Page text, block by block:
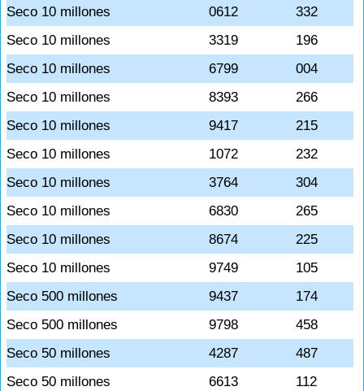
Seco 10 millones
0612
332
Seco 10 millones
3319
196
Seco 10 millones
6799
004
Seco 10 millones
8393
266
Seco 10 millones
9417
215
Seco 10 millones
1072
232
Seco 10 millones
3764
304
Seco 10 millones
6830
265
Seco 10 millones
8674
225
Seco 10 millones
9749
105
Seco 500 millones
9437
174
Seco 500 millones
9798
458
Seco 50 millones
4287
487
Seco 50 millones
6613
112